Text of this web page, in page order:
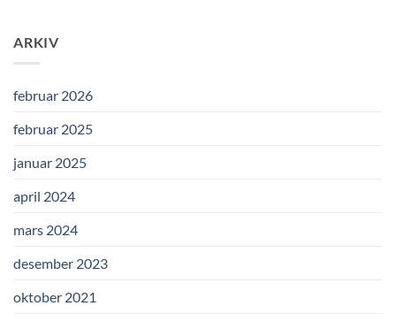
ARKIV
februar 2026
februar 2025
januar 2025
april 2024
mars 2024
desember 2023
oktober 2021